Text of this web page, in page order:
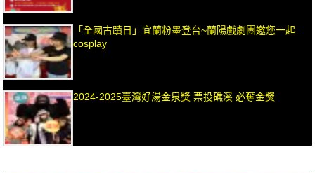
「全國古蹟日」宜蘭粉墨登台~蘭陽戲劇團邀您一起
cosplay
2024-2025臺灣好湯金泉獎 票投礁溪 必奪金獎